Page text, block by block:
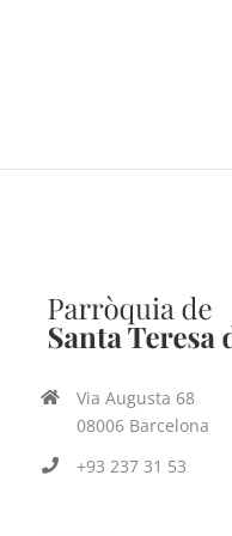
Via Augusta 68
08006 Barcelona
+93 237 31 53